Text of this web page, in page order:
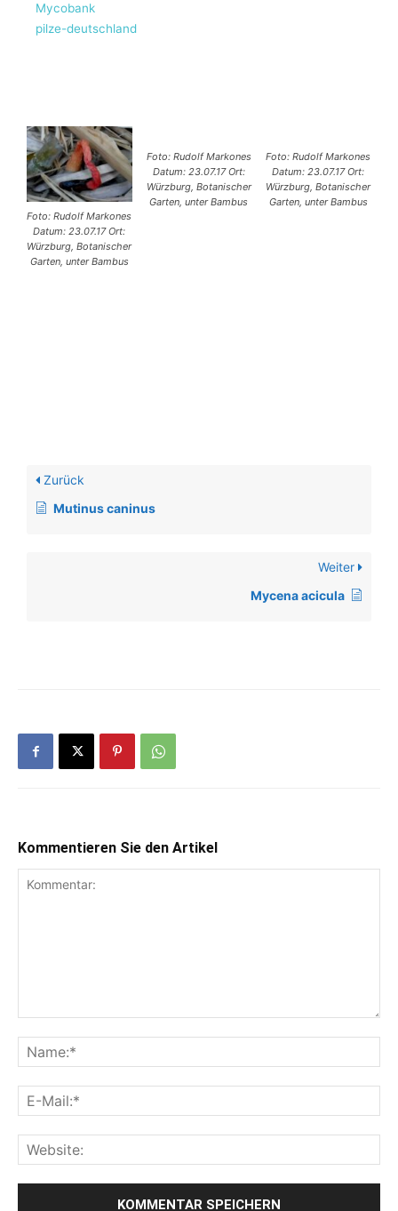
Mycobank
pilze-deutschland
Foto: Rudolf Markones
Datum: 23.07.17 Ort:
Würzburg, Botanischer
Garten, unter Bambus
Foto: Rudolf Markones
Datum: 23.07.17 Ort:
Würzburg, Botanischer
Garten, unter Bambus
Foto: Rudolf Markones
Datum: 23.07.17 Ort:
Würzburg, Botanischer
Garten, unter Bambus
Zurück
Mutinus caninus
Weiter
Mycena acicula
Kommentieren Sie den Artikel